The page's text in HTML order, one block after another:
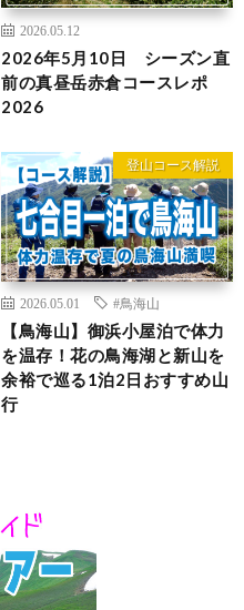
2026.05.12
2026年5月10日 シーズン直
前の真昼岳赤倉コースレポ
2026
登山コース解説
2026.05.01 #鳥海山
【鳥海山】御浜小屋泊で体力
を温存！花の鳥海湖と新山を
余裕で巡る1泊2日おすすめ山
行